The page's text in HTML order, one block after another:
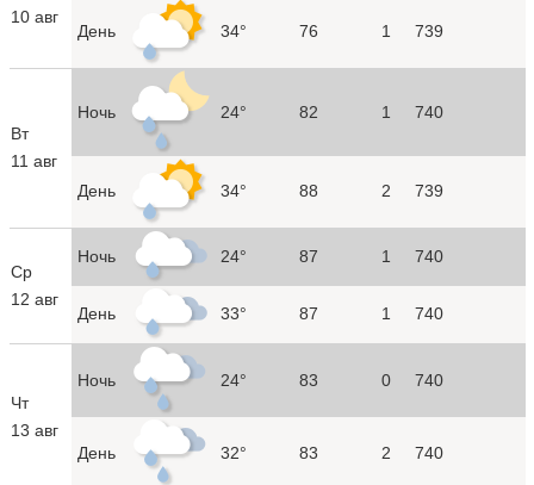
10 авг
День 34° 76 1 739
Вт
11 авг
Ночь 24° 82 1 740
День 34° 88 2 739
Ср
12 авг
Ночь 24° 87 1 740
День 33° 87 1 740
Чт
13 авг
Ночь 24° 83 0 740
День 32° 83 2 740